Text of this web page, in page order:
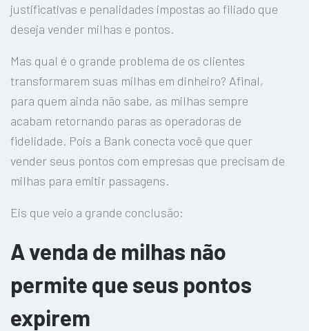
justificativas e penalidades impostas ao filiado que
deseja vender milhas e pontos.
Mas qual é o grande problema de os clientes
transformarem suas milhas em dinheiro? Afinal,
para quem ainda não sabe, as milhas sempre
acabam retornando paras as operadoras de
fidelidade. Pois a Bank conecta você que quer
vender seus pontos com empresas que precisam de
milhas para emitir passagens.
Eis que veio a grande conclusão:
A venda de milhas não
permite que seus pontos
expirem